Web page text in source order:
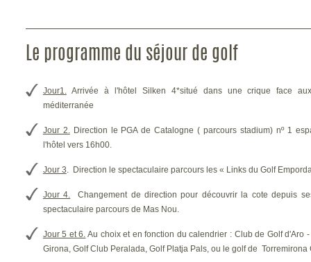
Le programme du séjour de golf
Jour1.Arrivée à l'hôtel Silken 4*situé dans une crique face
méditerranée
Jour 2.Direction le PGA de Catalogne ( parcours stadium) nº 1
l'hôtel vers 16h00.
Jour 3. Direction le spectaculaire parcours les « Links du Golf
Jour 4. Changement de direction pour découvrir la cote depuis
spectaculaire parcours de Mas Nou.
Jour 5 et 6. Au choix et en fonction du calendrier : Club de Golf d'Aro
Girona, Golf Club Peralada, Golf Platja Pals, ou le golf de Torremirona